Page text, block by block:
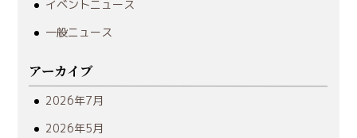
イベントニュース
一般ニュース
アーカイブ
2026年7月
2026年5月